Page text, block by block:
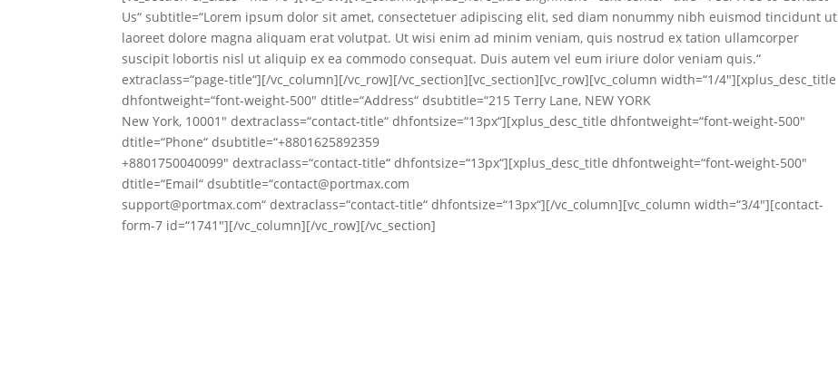
Us“ subtitle=“Lorem ipsum dolor sit amet, consectetuer adipiscing elit, sed diam nonummy nibh euismod tincidunt ut
laoreet dolore magna aliquam erat volutpat. Ut wisi enim ad minim veniam, quis nostrud ex tation ullamcorper
suscipit lobortis nisl ut aliquip ex ea commodo consequat. Duis autem vel eum iriure dolor veniam quis.“
extraclass=“page-title“][/vc_column][/vc_row][/vc_section][vc_section][vc_row][vc_column width=“1/4″][xplus_desc_title
dhfontweight=“font-weight-500″ dtitle=“Address“ dsubtitle=“215 Terry Lane, NEW YORK
New York, 10001″ dextraclass=“contact-title“ dhfontsize=“13px“][xplus_desc_title dhfontweight=“font-weight-500″
dtitle=“Phone“ dsubtitle=“+8801625892359
+8801750040099″ dextraclass=“contact-title“ dhfontsize=“13px“][xplus_desc_title dhfontweight=“font-weight-500″
dtitle=“Email“ dsubtitle=“contact@portmax.com
support@portmax.com“ dextraclass=“contact-title“ dhfontsize=“13px“][/vc_column][vc_column width=“3/4″][contact-
form-7 id=“1741″][/vc_column][/vc_row][/vc_section]